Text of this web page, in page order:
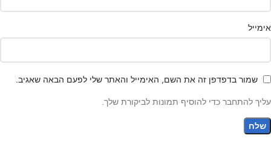
אימייל
שמור בדפדפן זה את השם, האימייל והאתר שלי לפעם הבאה שאגיב.
עליך להתחבר כדי להוסיף תמונות לביקורת שלך.